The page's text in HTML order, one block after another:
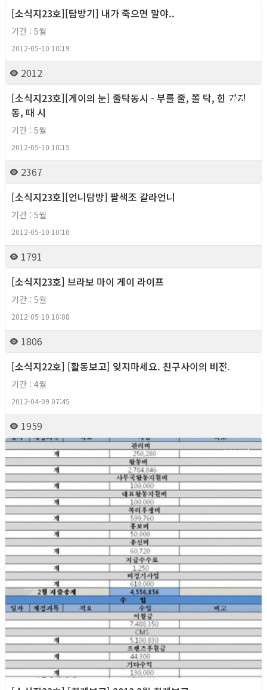
[소식지23호][탐방기] 내가 죽으면 말야..
기간 : 5월
2012-05-10 10:19
2012
2012년
[소식지23호][게이의 눈] 줄탁동시 - 부를 줄, 쫄 탁, 한 가지
동, 때 시
기간 : 5월
2012-05-10 10:15
2367
[소식지23호][언니탐방] 팔색조 갈라언니
기간 : 5월
2012-05-10 10:10
1791
[소식지23호] 브라보 마이 게이 라이프
기간 : 5월
2012-05-10 10:08
1806
2012년
[소식지22호] [활동보고] 잊지마세요. 친구사이의 비전.
기간 : 4월
2012-04-09 07:45
1959
2012년